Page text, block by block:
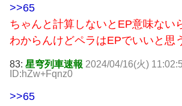
>>65
ちゃんと計算しないとEP意味ない
わからんけどペラはEPでいいと思
83: 星穹列車速報 2024/04/16(火)
ID:hZw+Fqnz0
>>65